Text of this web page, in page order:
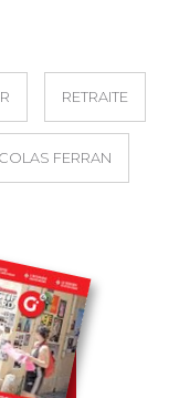
RETRAITE
FERRAN